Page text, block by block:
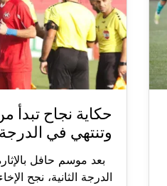
حكاية نجاح
وتنتهي في
بعد موسم حافل
الدرجة الثانية، نجح